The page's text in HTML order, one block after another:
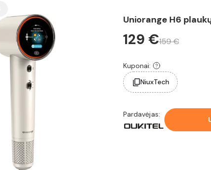
Uniorange H6
129 €159 €
Kuponai:
NiuxTech
Pardavėjas: